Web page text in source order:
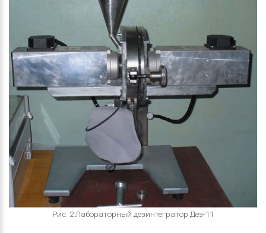
Рис. 2 Лабораторный дезинтегратор Дез-11